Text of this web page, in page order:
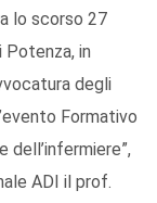
lo scorso 27
Potenza, in
degli
Formativo
ADI il prof.